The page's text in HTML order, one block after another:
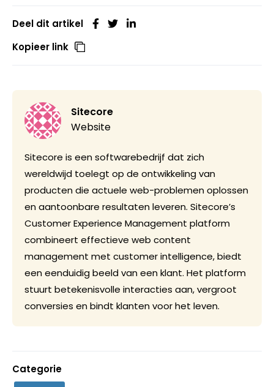
Deel dit artikel
Kopieer link
Sitecore
Website
Sitecore is een softwarebedrijf dat zich
wereldwijd toelegt op de ontwikkeling van
producten die actuele web-problemen oplossen
en aantoonbare resultaten leveren. Sitecore’s
Customer Experience Management platform
combineert effectieve web content
management met customer intelligence, biedt
een eenduidig beeld van een klant. Het platform
stuurt betekenisvolle interacties aan, vergroot
conversies en bindt klanten voor het leven.
Categorie